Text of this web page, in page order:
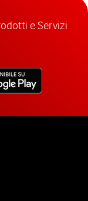
e Servizi